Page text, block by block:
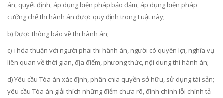
án, quyết định, áp dụng biện pháp bảo đảm, áp dụng biện pháp
cưỡng chế thi hành án được quy định trong Luật này;
b)Được thông báo về thi hành án;
c) Thỏa thuận với người phải thi hành án, người có quyền lợi, nghĩa vụ
liên quan về thời gian, địa điểm, phương thức, nội dung thi hành án;
d) Yêu cầu Tòa án xác định, phân chia quyền sở hữu, sử dụng tài sản;
yêu cầu Tòa án giải thích những điểm chưa rõ, đính chính lỗi chính tả